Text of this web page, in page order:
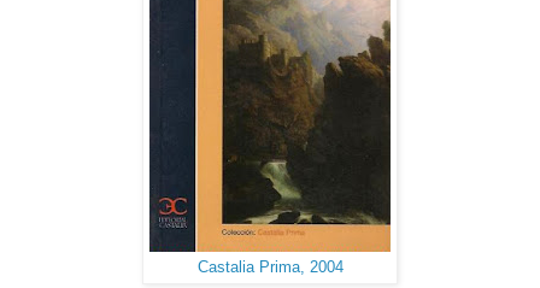
Castalia Prima, 2004